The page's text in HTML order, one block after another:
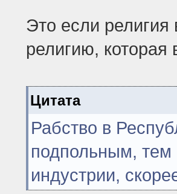
Это если
религию, которая
Цитата
Рабство в
подпольным, тем
индустрии,